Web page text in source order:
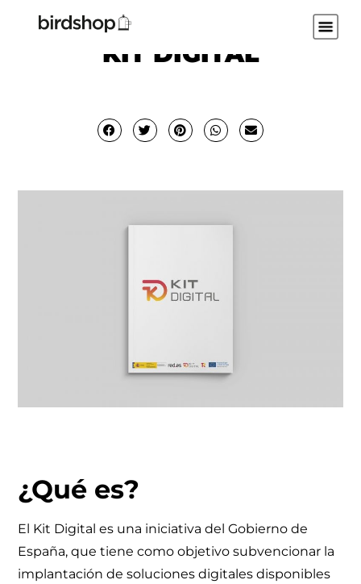
KIT DIGITAL
¿Qué es?
El Kit Digital es una iniciativa del Gobierno de
España, que tiene como objetivo subvencionar la
implantación de soluciones digitales disponibles